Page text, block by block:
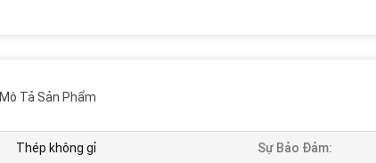
Mô Tả Sản Phẩm
Thép không gỉ Sự Bảo Đảm: